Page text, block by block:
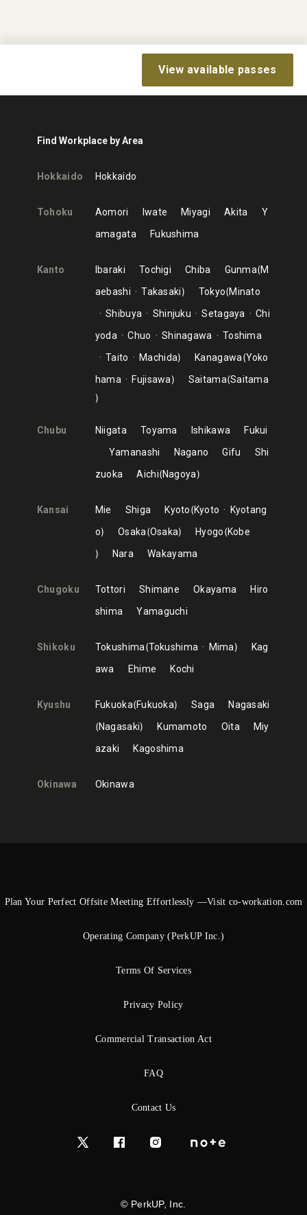
View available passes
Find Workplace by Area
Hokkaido Hokkaido
Tohoku Aomori Iwate Miyagi Akita
Y
amagata
Fukushima
Kanto Ibaraki Tochigi Chiba Gunma M
aebashi
Takasaki Tokyo Minato
Shibuya
Shinjuku Setagaya
Chi
yoda
Chuo Shinagawa
Toshima
Taito
Machida Kanagawa Yoko
hama
Fujisawa Saitama Saitama
Chubu Niigata Toyama Ishikawa
Fukui
Yamanashi
Nagano Gifu
Shi
zuoka
Aichi Nagoya
Kansai Mie Shiga Kyoto Kyoto
Kyotang
o
Osaka Osaka Hyogo Kobe
Nara
Wakayama
Chugoku Tottori Shimane Okayama
Hiro
shima
Yamaguchi
Shikoku Tokushima Tokushima Mima
Kag
awa
Ehime Kochi
Kyushu Fukuoka Fukuoka Saga
Nagasaki
Nagasaki
Kumamoto Oita
Miy
azaki
Kagoshima
Okinawa Okinawa
Plan Your Perfect Offsite Meeting Effortlessly —Visit co-workation.com
Operating Company (PerkUP Inc.)
Terms Of Services
Privacy Policy
Commercial Transaction Act
FAQ
Contact Us
© PerkUP, Inc.